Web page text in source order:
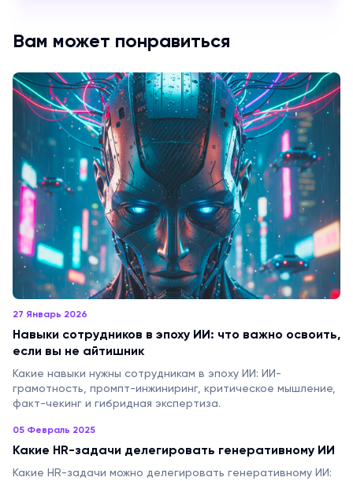
Вам может понравиться
27 Январь 2026
Навыки сотрудников в эпоху ИИ: что важно освоить,
если вы не айтишник
Какие навыки нужны сотрудникам в эпоху ИИ: ИИ-
грамотность, промпт-инжиниринг, критическое мышление,
факт-чекинг и гибридная экспертиза.
05 Февраль 2025
Какие HR-задачи делегировать генеративному ИИ
Какие HR-задачи можно делегировать генеративному ИИ: